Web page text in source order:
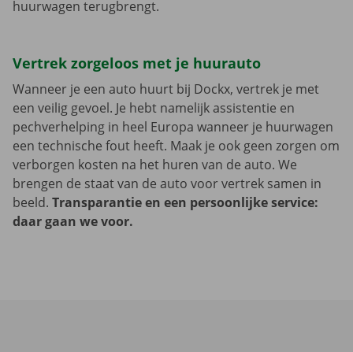
huurwagen terugbrengt.
Vertrek zorgeloos met je huurauto
Wanneer je een auto huurt bij Dockx, vertrek je met
een veilig gevoel. Je hebt namelijk assistentie en
pechverhelping in heel Europa wanneer je huurwagen
een technische fout heeft. Maak je ook geen zorgen om
verborgen kosten na het huren van de auto. We
brengen de staat van de auto voor vertrek samen in
beeld. Transparantie en een persoonlijke service:
daar gaan we voor.